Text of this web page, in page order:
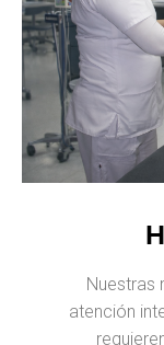
Nuestras
atención